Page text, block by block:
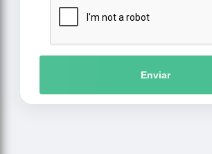
Enviar